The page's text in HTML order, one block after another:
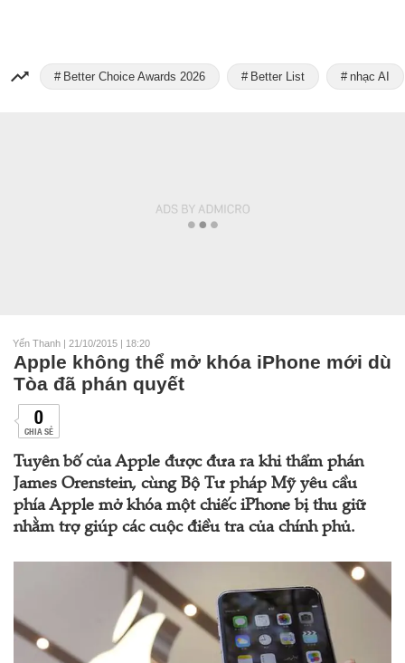
Better Choice Awards 2026 Better List nhạc AI
Yến Thanh | 21/10/2015 | 18:20
Apple không thể mở khóa iPhone mới dù
Tòa đã phán quyết
0
CHIA SẺ
Tuyên bố của Apple được đưa ra khi thẩm phán
James Orenstein, cùng Bộ Tư pháp Mỹ yêu cầu
phía Apple mở khóa một chiếc iPhone bị thu giữ
nhằm trợ giúp các cuộc điều tra của chính phủ.